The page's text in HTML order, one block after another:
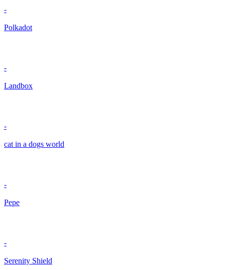
-
Polkadot
-
Landbox
-
cat in a dogs world
-
Pepe
-
Serenity Shield